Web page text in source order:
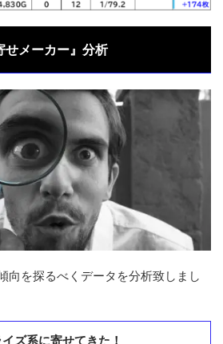
せメーカー』分析
向を探るべくデータを分析致しまし
ズ系に寄せてきた！